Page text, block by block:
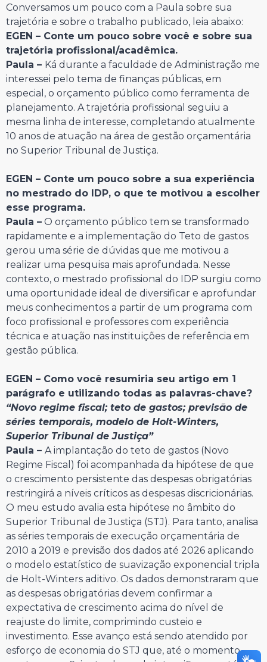
Conversamos um pouco com a Paula sobre sua
trajetória e sobre o trabalho publicado, leia abaixo:
EGEN – Conte um pouco sobre você e sobre sua
trajetória profissional/acadêmica.
Paula – Ká durante a faculdade de Administração me
interessei pelo tema de finanças públicas, em
especial, o orçamento público como ferramenta de
planejamento. A trajetória profissional seguiu a
mesma linha de interesse, completando atualmente
10 anos de atuação na área de gestão orçamentária
no Superior Tribunal de Justiça.
EGEN – Conte um pouco sobre a sua experiência
no mestrado do IDP, o que te motivou a escolher
esse programa.
Paula – O orçamento público tem se transformado
rapidamente e a implementação do Teto de gastos
gerou uma série de dúvidas que me motivou a
realizar uma pesquisa mais aprofundada. Nesse
contexto, o mestrado profissional do IDP surgiu como
uma oportunidade ideal de diversificar e aprofundar
meus conhecimentos a partir de um programa com
foco profissional e professores com experiência
técnica e atuação nas instituições de referência em
gestão pública.
EGEN – Como você resumiria seu artigo em 1
parágrafo e utilizando todas as palavras-chave?
“Novo regime fiscal; teto de gastos; previsão de
séries temporais, modelo de Holt-Winters,
Superior Tribunal de Justiça”
Paula – A implantação do teto de gastos (Novo
Regime Fiscal) foi acompanhada da hipótese de que
o crescimento persistente das despesas obrigatórias
restringirá a níveis críticos as despesas discricionárias.
O meu estudo avalia esta hipótese no âmbito do
Superior Tribunal de Justiça (STJ). Para tanto, analisa
as séries temporais de execução orçamentária de
2010 a 2019 e previsão dos dados até 2026 aplicando
o modelo estatístico de suavização exponencial tripla
de Holt-Winters aditivo. Os dados demonstraram que
as despesas obrigatórias devem confirmar a
expectativa de crescimento acima do nível de
reajuste do limite, comprimindo custeio e
investimento. Esse avanço está sendo atendido por
esforço de economia do STJ que, até o momento,